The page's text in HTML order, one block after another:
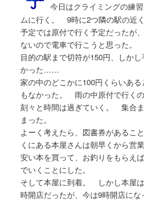
今日はクライミングの練
ムに行く。 9時に2つ隣の駅の近
予定では原付で行く予定だった
ないので電車で行こうと思った。
目的の駅まで切符が150円、しか
かった……
家の中のどこかに100円くらいあ
もなかった。 雨の中原付で行くの
刻々と時間は過ぎていく。 集合
まった。
よーく考えたら、図書券がある
くにある本屋さんは朝早くから営
安い本を買って、お釣りをもら
でいくことにした。
そして本屋に到着。 しかし本
時開店だったが、今は9時開店にな